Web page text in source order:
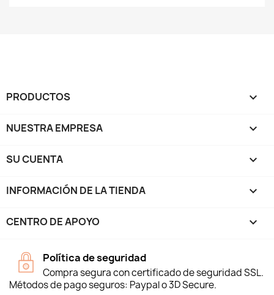
PRODUCTOS 
NUESTRA EMPRESA 
SU CUENTA 
INFORMACIÓN DE LA TIENDA keyboard_arrow_down
CENTRO DE APOYO 
Política de seguridad
Compra segura con certificado de seguridad SSL.
Métodos de pago seguros: Paypal o 3D Secure.